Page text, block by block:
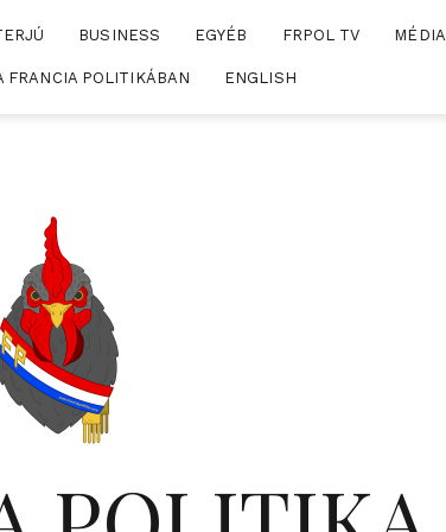
BUSINESS EGYÉB FRPOL TV MÉDIA
FRANCIA POLITIKÁBAN ENGLISH